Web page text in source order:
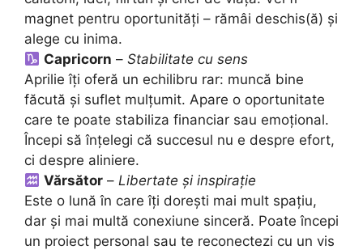
magnet pentru oportunități – rămâi deschis(ă) și
alege cu inima.
Capricorn –Stabilitate cu sens
Aprilie îți oferă un echilibru rar: muncă bine
făcută și suflet mulțumit. Apare o oportunitate
care te poate stabiliza financiar sau emoțional.
Începi să înțelegi că succesul nu e despre efort,
ci despre aliniere.
Vărsător – Libertate și inspirație
Este o lună în care îți dorești mai mult spațiu,
dar și mai multă conexiune sinceră. Poate începi
un proiect personal sau te reconectezi cu un vis